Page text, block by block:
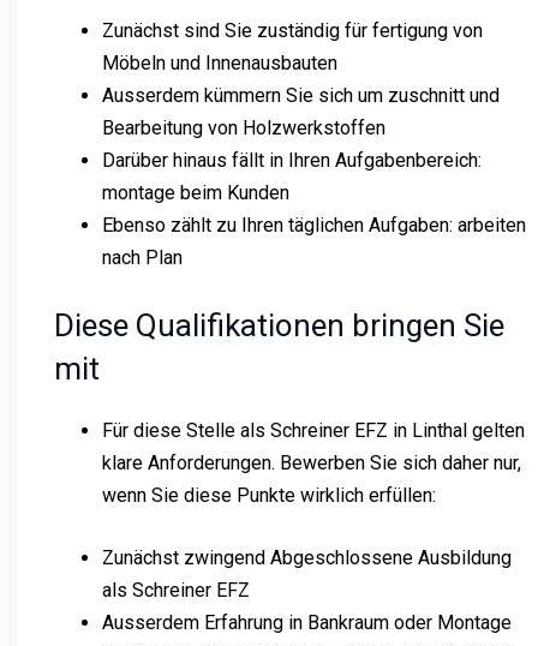
Zunächst sind Sie zuständig für fertigung von
Möbeln und Innenausbauten
Ausserdem kümmern Sie sich um zuschnitt und
Bearbeitung von Holzwerkstoffen
Darüber hinaus fällt in Ihren Aufgabenbereich:
montage beim Kunden
Ebenso zählt zu Ihren täglichen Aufgaben: arbeiten
nach Plan
Diese Qualifikationen bringen Sie
mit
Für diese Stelle als Schreiner EFZ in Linthal gelten
klare Anforderungen. Bewerben Sie sich daher nur,
wenn Sie diese Punkte wirklich erfüllen:
Zunächst zwingend Abgeschlossene Ausbildung
als Schreiner EFZ
Ausserdem Erfahrung in Bankraum oder Montage